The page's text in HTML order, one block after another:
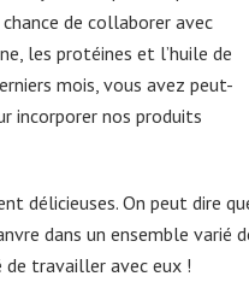
de collaborer avec
les protéines et l’huile de
mois, vous avez peut-
incorporer nos produits
délicieuses. On peut dire
dans un ensemble varié
de travailler avec eux !